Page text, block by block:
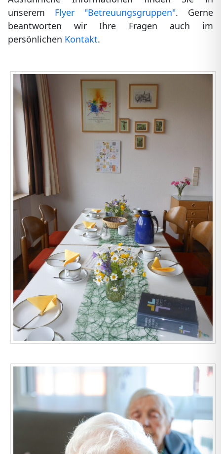
unserem Flyer "Betreuungsgruppen". Gerne
beantworten wir Ihre Fragen auch im
persönlichen Kontakt.